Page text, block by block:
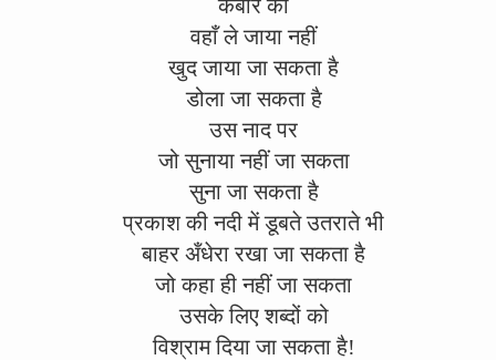
कबीर की
वहाँ ले जाया नहीं
खुद जाया जा सकता है
डोला जा सकता है
उस नाद पर
जो सुनाया नहीं जा सकता
सुना जा सकता है
प्रकाश की नदी में डूबते उतराते भी
बाहर अँधेरा रखा जा सकता है
जो कहा ही नहीं जा सकता
उसके लिए शब्दों को
विश्राम दिया जा सकता है!